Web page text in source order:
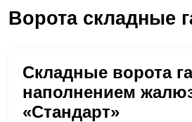
Ворота складные
Складные ворота
наполнением
«Стандарт»